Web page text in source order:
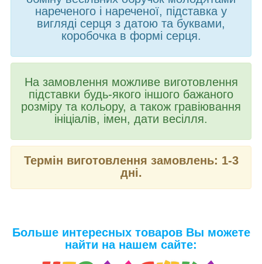
нареченого і нареченої, підставка у
вигляді серця з датою та буквами,
коробочка в формі серця.
На замовлення можливе виготовлення
підставки будь-якого іншого бажаного
розміру та кольору, а також гравіювання
ініціалів, імен, дати весілля.
Термін виготовлення замовлень: 1-3
дні.
Больше интересных товаров Вы можете
найти на нашем сайте: